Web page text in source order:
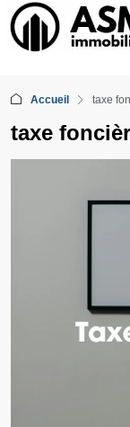
principal
Accueil taxe
taxe